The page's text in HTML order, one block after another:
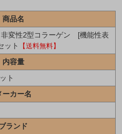
商品名
変性2型コラーゲン [機能性表
ット
【送料無料】
内容量
ト
ーカー名
ランド